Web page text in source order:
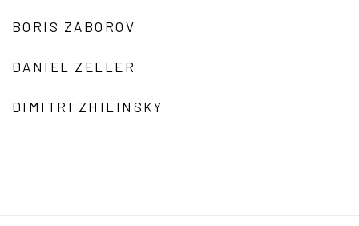
BORIS ZABOROV
DANIEL ZELLER
DIMITRI ZHILINSKY